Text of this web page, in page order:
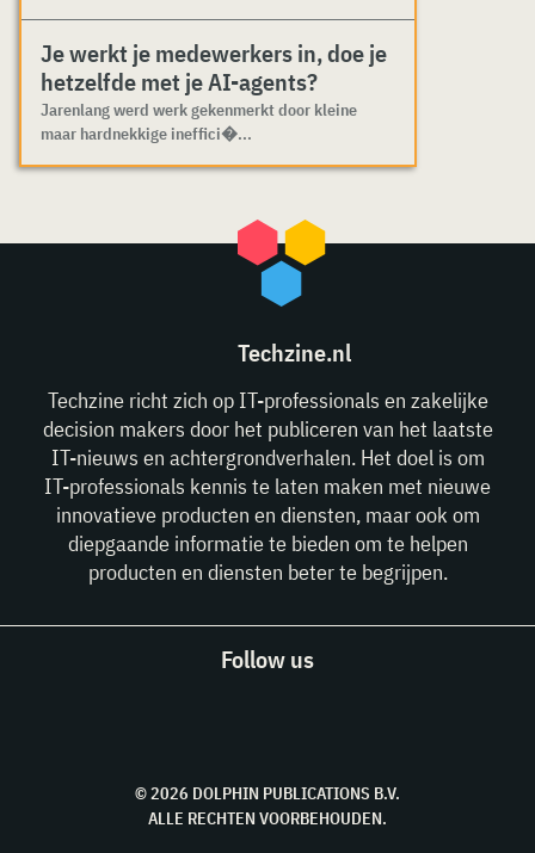
Je werkt je medewerkers in, doe je
hetzelfde met je AI-agents?
Jarenlang werd werk gekenmerkt door kleine
maar hardnekkige ineffici�...
Techzine.nl
Techzine richt zich op IT-professionals en zakelijke
decision makers door het publiceren van het laatste
IT-nieuws en achtergrondverhalen. Het doel is om
IT-professionals kennis te laten maken met nieuwe
innovatieve producten en diensten, maar ook om
diepgaande informatie te bieden om te helpen
producten en diensten beter te begrijpen.
Follow us
© 2026 DOLPHIN PUBLICATIONS B.V.
ALLE RECHTEN VOORBEHOUDEN.